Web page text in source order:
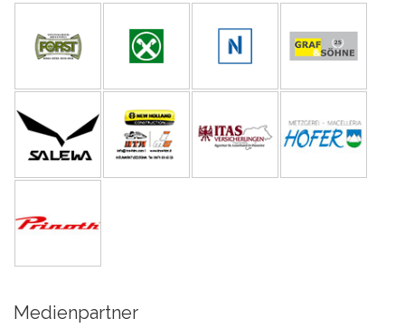
Medienpartner